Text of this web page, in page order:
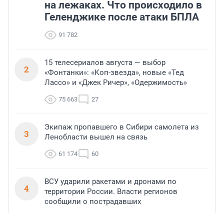
на лежаках. Что происходило в
Геленджике после атаки БПЛА
91 782
2
15 телесериалов августа — выбор
«Фонтанки»: «Коп-звезда», новые «Тед
Лассо» и «Джек Ричер», «Одержимость»
75 663 27
3
Экипаж пропавшего в Сибири самолета из
Ленобласти вышел на связь
61 174 60
4
ВСУ ударили ракетами и дронами по
территории России. Власти регионов
сообщили о пострадавших